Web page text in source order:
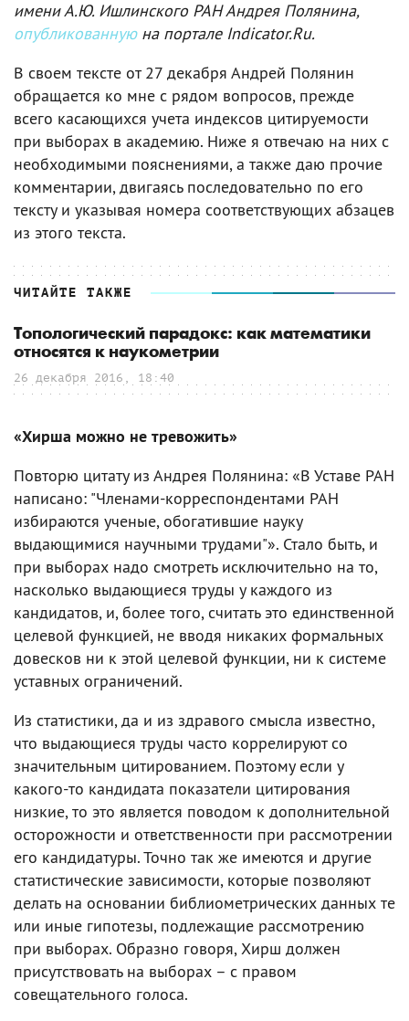
имени А.Ю. Ишлинского РАН Андрея Полянина,
опубликованнуюна портале Indicator.Ru.
В своем тексте от 27 декабря Андрей Полянин
обращается ко мне с рядом вопросов, прежде
всего касающихся учета индексов цитируемости
при выборах в академию. Ниже я отвечаю на них с
необходимыми пояснениями, а также даю прочие
комментарии, двигаясь последовательно по его
тексту и указывая номера соответствующих абзацев
из этого текста.
ЧИТАЙТЕ ТАКЖЕ
Топологический парадокс: как математики
относятся к наукометрии
26 декабря 2016, 18:40
«Хирша можно не тревожить»
Повторю цитату из Андрея Полянина: «В Уставе РАН
написано: "Членами-корреспондентами РАН
избираются ученые, обогатившие науку
выдающимися научными трудами"». Стало быть, и
при выборах надо смотреть исключительно на то,
насколько выдающиеся труды у каждого из
кандидатов, и, более того, считать это единственной
целевой функцией, не вводя никаких формальных
довесков ни к этой целевой функции, ни к системе
уставных ограничений.
Из статистики, да и из здравого смысла известно,
что выдающиеся труды часто коррелируют со
значительным цитированием. Поэтому если у
какого-то кандидата показатели цитирования
низкие, то это является поводом к дополнительной
осторожности и ответственности при рассмотрении
его кандидатуры. Точно так же имеются и другие
статистические зависимости, которые позволяют
делать на основании библиометрических данных те
или иные гипотезы, подлежащие рассмотрению
при выборах. Образно говоря, Хирш должен
присутствовать на выборах – с правом
совещательного голоса.